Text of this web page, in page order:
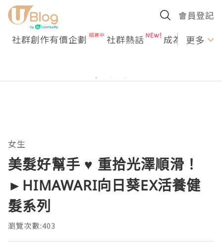
會員登記
社群創作有價企劃 社群熱話 成為U更多
女生
美髮好幫手 ♥ 重拾光澤順滑！
►HIMAWARI向日葵EX活養健
髮系列
瀏覽次數:403